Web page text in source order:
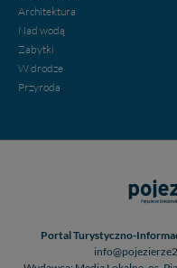
Architektura
Nad wodą
Zabytki
W drodze
Przyroda
Portal Turystyczno-